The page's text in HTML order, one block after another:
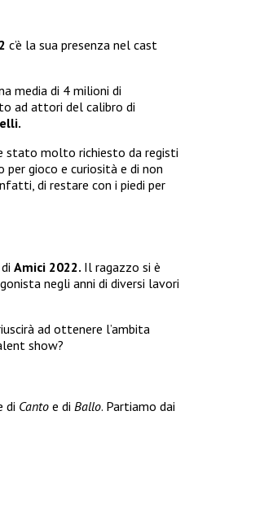
c’è la sua presenza nel cast
media di 4 milioni di
ad attori del calibro di
stato molto richiesto da registi
gioco e curiosità e di non
di restare con i piedi per
Amici 2022. Il ragazzo si è
negli anni di diversi lavori
ad ottenere l’ambita
show?
di Canto e di Ballo. Partiamo dai